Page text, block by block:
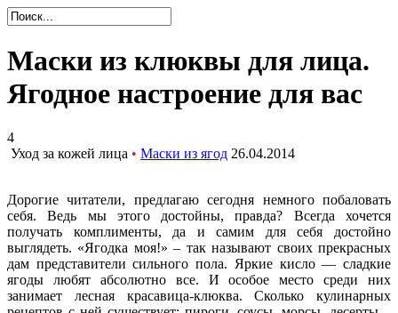
Маски из клюквы для лица.
Ягодное настроение для вас
4
Уход за кожей лица • Маски из ягод 26.04.2014
Дорогие читатели, предлагаю сегодня немного побаловать
себя. Ведь мы этого достойны, правда? Всегда хочется
получать комплименты, да и самим для себя достойно
выглядеть. «Ягодка моя!» – так называют своих прекрасных
дам представители сильного пола. Яркие кисло — сладкие
ягоды любят абсолютно все. И особое место среди них
занимает лесная красавица-клюква. Сколько кулинарных